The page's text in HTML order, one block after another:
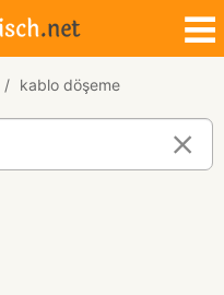
kablo döşeme